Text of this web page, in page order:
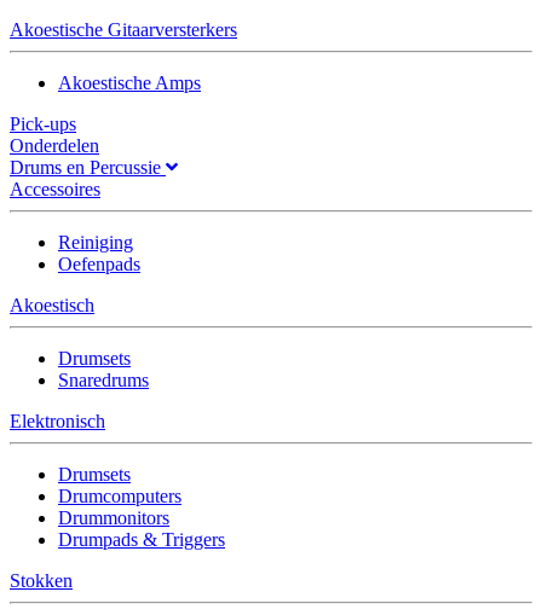
Akoestische Gitaarversterkers
Akoestische Amps
Pick-ups
Onderdelen
Drums en Percussie
Accessoires
Reiniging
Oefenpads
Akoestisch
Drumsets
Snaredrums
Elektronisch
Drumsets
Drumcomputers
Drummonitors
Drumpads & Triggers
Stokken